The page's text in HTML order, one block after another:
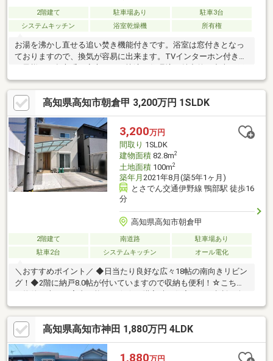
2階建て 駐車場あり
駐車3台
システムキッチン
浴室乾燥機 所有権
お湯を沸かし直せる追い焚き機能付きです。浴室は窓付きとなっ
ておりますので、換気が容易に出来ます。TVインターホン付きで
建て物件で充実した日々を過ごしませんか。広々としたリビング
に充実設備のキッチンを備えた4LDK。デザイン性のあるシステム
キッチン付きなので、キッチンがお洒落なスペースになっていま
す。トイレが2ヶ所にあるので複数人でも快適に暮らせます。
高知県高知市朝倉甲 3,200万円 1SLDK
3,200万円
間取り 1SLDK
建物面積82.8m2
土地面積100m2
築年月 2021年8月(築5年1ヶ月)
とさでん交通伊野線 鴨部駅 徒歩16
分
高知県高知市朝倉甲
2階建て 南道路
駐車場あり
駐車2台
システムキッチン オール電化
＼おすすめポイント／ ◆日当たり良好な広々18帖の南向きリビン
グ！◆2階に納戸8.0帖が付いていますので収納も便利！☆こちら
料で承ります♪物件が気になったらお好きなタイミングで【088-
831-1885】へお問い合わせください！資料請求フォームからは24
時間受付中☆ おうちと皆様のご縁を結ぶことが私たちの使命で
す。 皆様にお会いできますことを、心よりお待ち申し上げてお
ります
高知県高知市神田 1,880万円 4LDK
1,880万円